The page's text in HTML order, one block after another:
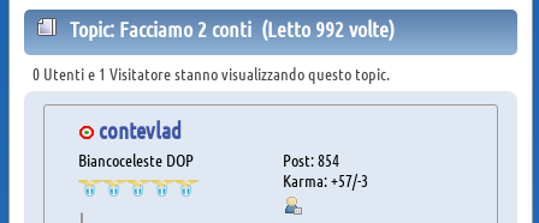
Topic: Facciamo 2 conti (Letto 992 volte)
0 Utenti e 1 Visitatore stanno visualizzando questo topic.
contevlad
Biancoceleste DOP
Post: 854
Karma: +57/-3